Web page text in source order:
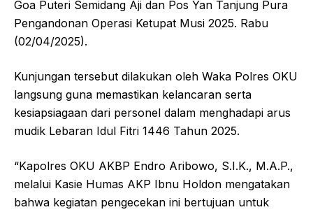
Goa Puteri Semidang Aji dan Pos Yan Tanjung Pura
Pengandonan Operasi Ketupat Musi 2025. Rabu
(02/04/2025).
Kunjungan tersebut dilakukan oleh Waka Polres OKU
langsung guna memastikan kelancaran serta
kesiapsiagaan dari personel dalam menghadapi arus
mudik Lebaran Idul Fitri 1446 Tahun 2025.
“Kapolres OKU AKBP Endro Aribowo, S.I.K., M.A.P.,
melalui Kasie Humas AKP Ibnu Holdon mengatakan
bahwa kegiatan pengecekan ini bertujuan untuk